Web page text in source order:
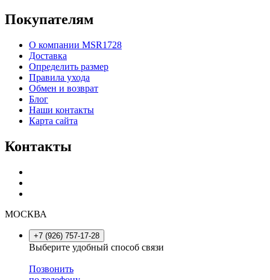
Покупателям
О компании MSR1728
Доставка
Определить размер
Правила ухода
Обмен и возврат
Блог
Наши контакты
Карта сайта
Контакты
МОСКВА
+7 (926) 757-17-28
Выберите удобный способ связи
Позвонить